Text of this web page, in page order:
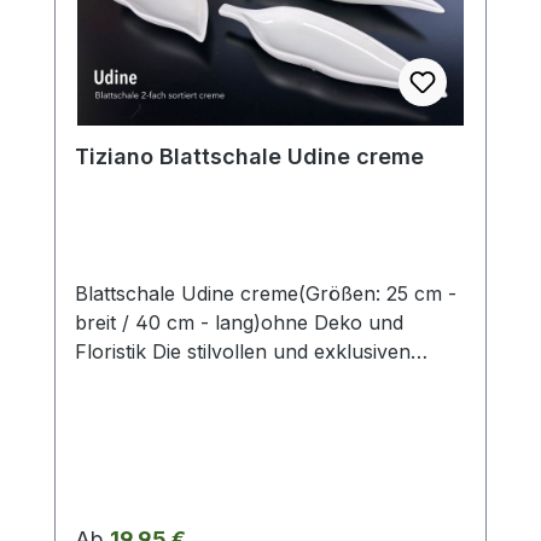
Herstellerangabe von Tiziano und sind ca-
Werte. Eventuelle Besonderheiten oder
Abweichungen werden gesondert in der
Artikelbeschreibung beschrieben.
Tiziano Blattschale Udine creme
Blattschale Udine creme(Größen: 25 cm -
breit / 40 cm - lang)ohne Deko und
Floristik Die stilvollen und exklusiven